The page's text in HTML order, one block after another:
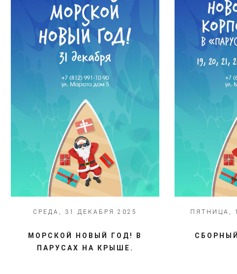
СРЕДА, 31 ДЕКАБРЯ 2025
МОРСКОЙ НОВЫЙ ГОД! В
ПАРУСАХ НА КРЫШЕ.
ПЯТНИЦА,